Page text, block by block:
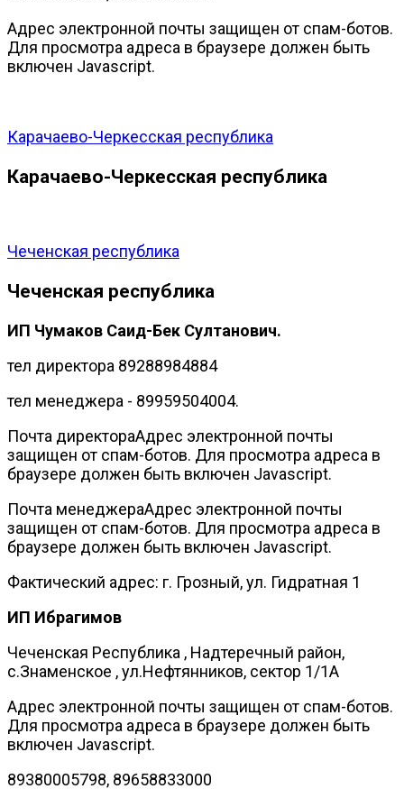
Адрес электронной почты защищен от спам-ботов.
Для просмотра адреса в браузере должен быть
включен Javascript.
Карачаево-Черкесская республика
Карачаево-Черкесская республика
Чеченская республика
Чеченская республика
ИП Чумаков Саид-Бек Султанович.
тел директора 89288984884
тел менеджера - 89959504004.
Почта директораАдрес электронной почты
защищен от спам-ботов. Для просмотра адреса в
браузере должен быть включен Javascript.
Почта менеджераАдрес электронной почты
защищен от спам-ботов. Для просмотра адреса в
браузере должен быть включен Javascript.
Фактический адрес: г. Грозный, ул. Гидратная 1
ИП Ибрагимов
Чеченская Республика , Надтеречный район,
с.Знаменское , ул.Нефтянников, сектор 1/1А
Адрес электронной почты защищен от спам-ботов.
Для просмотра адреса в браузере должен быть
включен Javascript.
89380005798, 89658833000